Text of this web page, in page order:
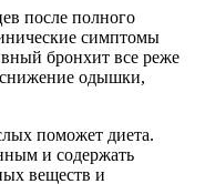
после полного
симптомы
бронхит все реже
снижение одышки,
поможет диета.
и содержать
веществ и